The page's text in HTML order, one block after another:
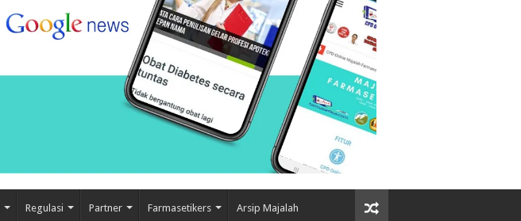
Regulasi Partner Farmasetikers Arsip Majalah